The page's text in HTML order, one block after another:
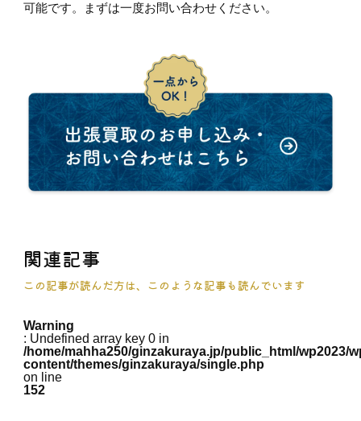
可能です。まずは一度お問い合わせください。
関連記事
この記事が読んだ方は、このような記事も読んでいます
Warning
: Undefined array key 0 in
/home/mahha250/ginzakuraya.jp/public_html/wp2023/
content/themes/ginzakuraya/single.php
on line
152